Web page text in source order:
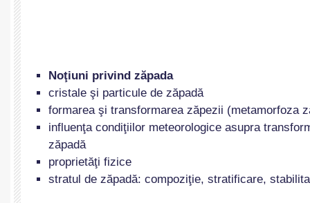
Noţiuni privind zăpada
cristale şi particule de zăpadă
formarea şi transformarea zăpezii (metamorfoza
influenţa condiţiilor meteorologice asupra
zăpadă
proprietăţi fizice
stratul de zăpadă: compoziţie, stratificare,